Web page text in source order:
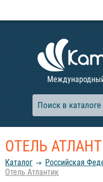
ОТЕЛЬ
Каталог Российcкая
Отель Атлантик